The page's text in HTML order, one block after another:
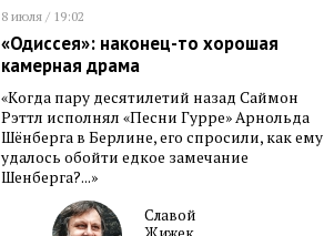
8 июля / 19:02
«Одиссея»: наконец-то хорошая
камерная драма
«Когда пару десятилетий назад Саймон
Рэттл исполнял «Песни Гурре» Арнольда
Шёнберга в Берлине, его спросили, как ему
удалось обойти едкое замечание
Шенберга?...»
Славой